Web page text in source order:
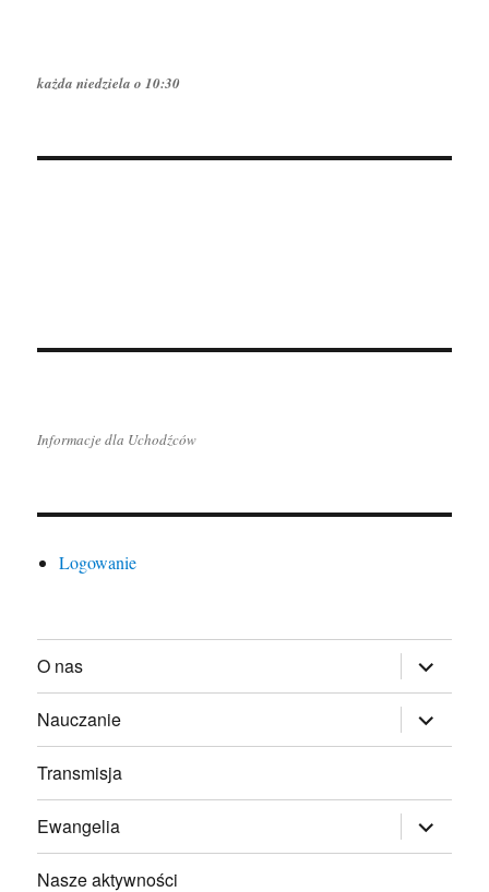
każda niedziela o 10:30
Informacje dla Uchodźców
Logowanie
O nas rozwiń
menu
potomne
Nauczanie
rozwiń
menu
potomne
Transmisja
Ewangelia rozwiń
menu
potomne
Nasze aktywności